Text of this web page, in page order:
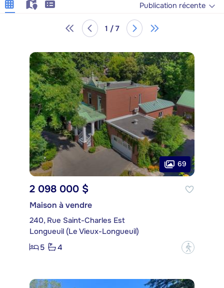
Publication récente
1 / 7
69
2 098 000 $
Maison à vendre
240, Rue Saint-Charles Est
Longueuil (Le Vieux-Longueuil)
5
4 ?